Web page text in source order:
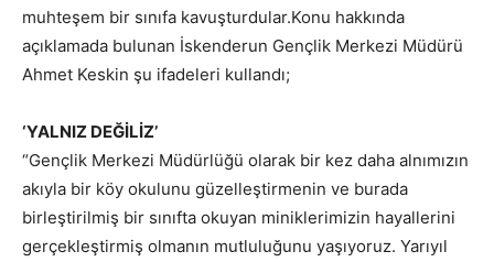
muhteşem bir sınıfa kavuşturdular.Konu hakkında
açıklamada bulunan İskenderun Gençlik Merkezi Müdürü
Ahmet Keskin şu ifadeleri kullandı;
‘YALNIZ DEĞİLİZ’
“Gençlik Merkezi Müdürlüğü olarak bir kez daha alnımızın
akıyla bir köy okulunu güzelleştirmenin ve burada
birleştirilmiş bir sınıfta okuyan miniklerimizin hayallerini
gerçekleştirmiş olmanın mutluluğunu yaşıyoruz. Yarıyıl